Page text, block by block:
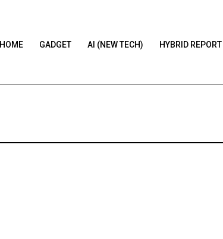
HOME GADGET AI (NEW TECH) HYBRID REPORT